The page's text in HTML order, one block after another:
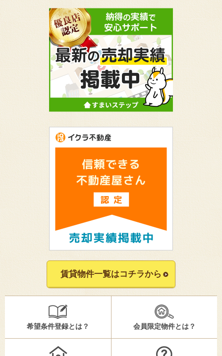
賃貸物件一覧はコチラから
希望条件登録とは？ 会員限定物件とは？